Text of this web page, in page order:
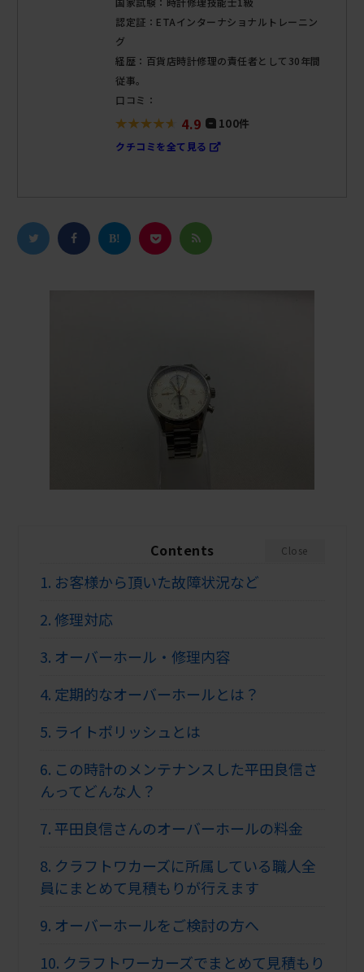
認定証：ETAインターナショナルトレーニン
グ
経歴：百貨店時計修理の責任者として30年間
従事。
口コミ：
4.9 100件
クチコミを全て見る
Contents Close
1. お客様から頂いた故障状況など
2.修理対応
3. オーバーホール・修理内容
4. 定期的なオーバーホールとは？
5. ライトポリッシュとは
6. この時計のメンテナンスした平田良信さ
んってどんな人？
7. 平田良信さんのオーバーホールの料金
8. クラフトワカーズに所属している職人全
員にまとめて見積もりが行えます
9. オーバーホールをご検討の方へ
10. クラフトワーカーズでまとめて見積もり